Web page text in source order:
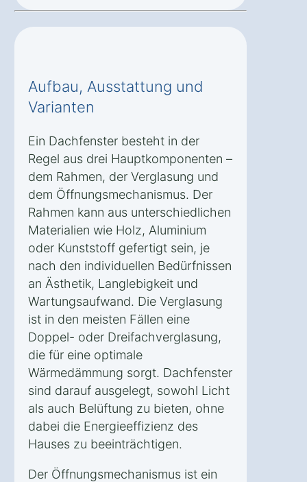
Aufbau, Ausstattung und
Varianten
Ein Dachfenster besteht in der
Regel aus drei Hauptkomponenten –
dem Rahmen, der Verglasung und
dem Öffnungsmechanismus. Der
Rahmen kann aus unterschiedlichen
Materialien wie Holz, Aluminium
oder Kunststoff gefertigt sein, je
nach den individuellen Bedürfnissen
an Ästhetik, Langlebigkeit und
Wartungsaufwand. Die Verglasung
ist in den meisten Fällen eine
Doppel- oder Dreifachverglasung,
die für eine optimale
Wärmedämmung sorgt. Dachfenster
sind darauf ausgelegt, sowohl Licht
als auch Belüftung zu bieten, ohne
dabei die Energieeffizienz des
Hauses zu beeinträchtigen.
Der Öffnungsmechanismus ist ein